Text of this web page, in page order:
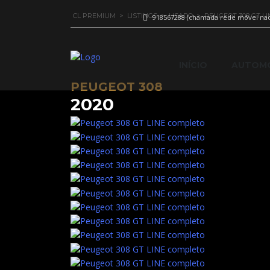
918567288 (chamada rede móvel
CL PREMIUM > LISTINGS > USADO > PEUGEOT 308 GT
PEUGEOT 308
2020